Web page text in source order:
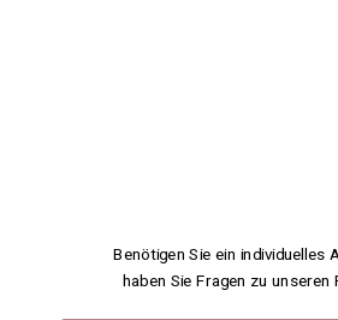
Benötigen Sie ein individuelles
haben Sie Fragen zu unseren